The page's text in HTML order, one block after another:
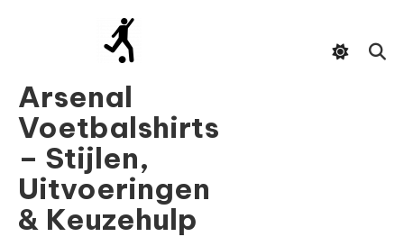
Arsenal
Voetbalshirts
– Stijlen,
Uitvoeringen
& Keuzehulp